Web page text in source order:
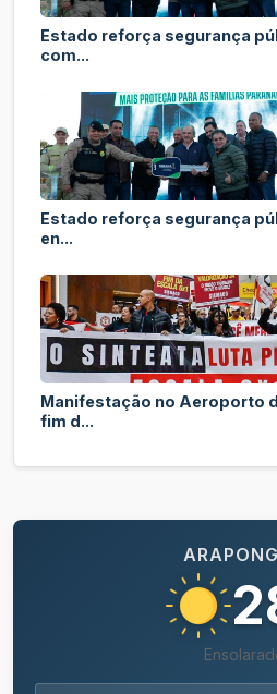
Estado reforça segurança
com...
Estado reforça segurança
en...
Manifestação no Aeroporto
fim d...